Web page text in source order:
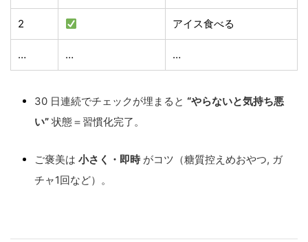
2 アイス食べる
… … …
30 日連続でチェックが埋まると “やらないと気持ち悪
い” 状態＝習慣化完了。
ご褒美は 小さく・即時がコツ（糖質控えめおやつ, ガ
チャ1回など）。